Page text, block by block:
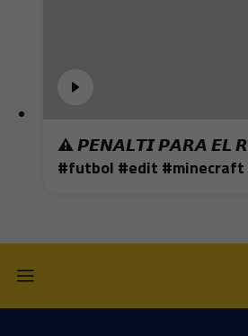
⚠️ 𝙋𝙀𝙉𝘼𝙇𝙏𝙄 𝙋𝘼𝙍𝘼 𝙀𝙇